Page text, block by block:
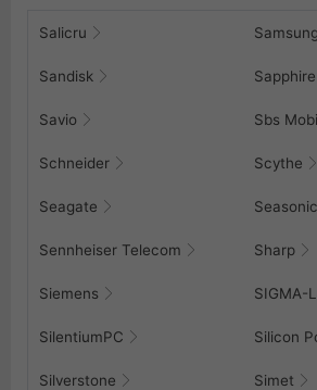
Salicru Samsung
Sandisk Sapphire
Savio Sbs
Schneider Scythe
Seagate Seasonic
Sennheiser Telecom Sharp
Siemens SIGMA-
SilentiumPC Silicon
Silverstone Simet